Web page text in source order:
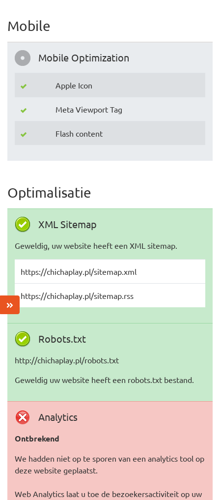
Mobile
Mobile Optimization
Apple Icon
Meta Viewport Tag
Flash content
Optimalisatie
XML Sitemap
Geweldig, uw website heeft een XML sitemap.
https://chichaplay.pl/sitemap.xml
https://chichaplay.pl/sitemap.rss
Robots.txt
http://chichaplay.pl/robots.txt
Geweldig uw website heeft een robots.txt bestand.
Analytics
Ontbrekend
We hadden niet op te sporen van een analytics tool op
deze website geplaatst.
Web Analytics laat u toe de bezoekersactiviteit op uw